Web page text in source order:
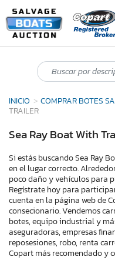
INICIO COMPRAR BOTES
TRAILER
Sea Ray Boat With
Si estás buscando Sea Ray
en el lugar correcto.
poco daño y vehículos para
Regístrate hoy para
cuenta en la página web de
consecionario. Vendemos
botes, equipo industrial y
aseguradoras, empresas
reposesiones, robo, renta
Copart más recomendado y